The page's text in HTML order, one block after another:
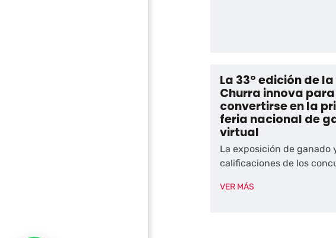
La 33º edición de la
Churra innova para
convertirse en la
feria nacional de
virtual
La exposición de ganado
calificaciones de los
VER MÁS